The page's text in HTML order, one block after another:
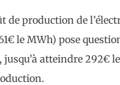
de production de
le MWh) pose
atteindre 292€